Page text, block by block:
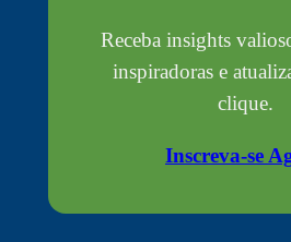
Receba insights
inspiradoras e
clique.
Inscreva-se